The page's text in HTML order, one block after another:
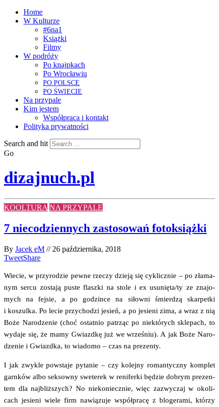
Home
W Kulturze
#6na1
Książki
Filmy
W podróży
Po knajpkach
Po Wrocławiu
PO POLSCE
PO ŚWIECIE
Na przypale
Kim jestem
Współpraca i kontakt
Polityka prywatności
Search and hit
Go
dizajnuch.pl
KOOLTURA NA PRZYPALE
7 niecodziennych zastosowań fotoksiążki
By Jacek eM // 26 października, 2018
TweetShare
Wie­cie, w przy­ro­dzie pew­ne rze­czy dzie­ją się cyklicz­nie – po zła­ma­
nym ser­cu zosta­ją puste flasz­ki na sto­le i ex usunięta/ty ze zna­jo­
mych na fej­sie, a po godzin­ce na siłow­ni śmier­dzą skar­pet­ki
i koszul­ka. Po lecie przy­cho­dzi jesień, a po jesie­ni zima, a wraz z nią
Boże Naro­dze­nie (choć ostat­nio patrząc po nie­któ­rych skle­pach, to
wyda­je się, że mamy Gwiazd­kę już we wrze­śniu). A jak Boże Naro­
dze­nie i Gwiazd­ka, to wia­do­mo – czas na prezenty.
I jak zwy­kle powsta­je pyta­nie – czy kolej­ny roman­tycz­ny kom­plet
garn­ków albo sek­sow­ny swe­te­rek w reni­fer­ki będzie dobrym pre­zen­
tem dla naj­bliż­szych? No nie­ko­niecz­nie, więc zazwy­czaj w oko­li­
cach jesie­ni wie­le firm nawią­zu­je współ­pra­cę z blo­ge­ra­mi, któ­rzy